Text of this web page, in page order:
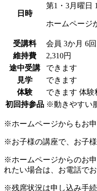
日時
第1・3月曜日
ホームページ
受講料 会員 3か月 6
維持費
2,310円
途中受講
できます
見学
できます
体験
できます 体験
初回持参品 ※動きやすい
※ホームページからもお
※お子様の講座で、お子
※ホームページからのお
れたい場合は、お電話で
※残席状況は申し込み手